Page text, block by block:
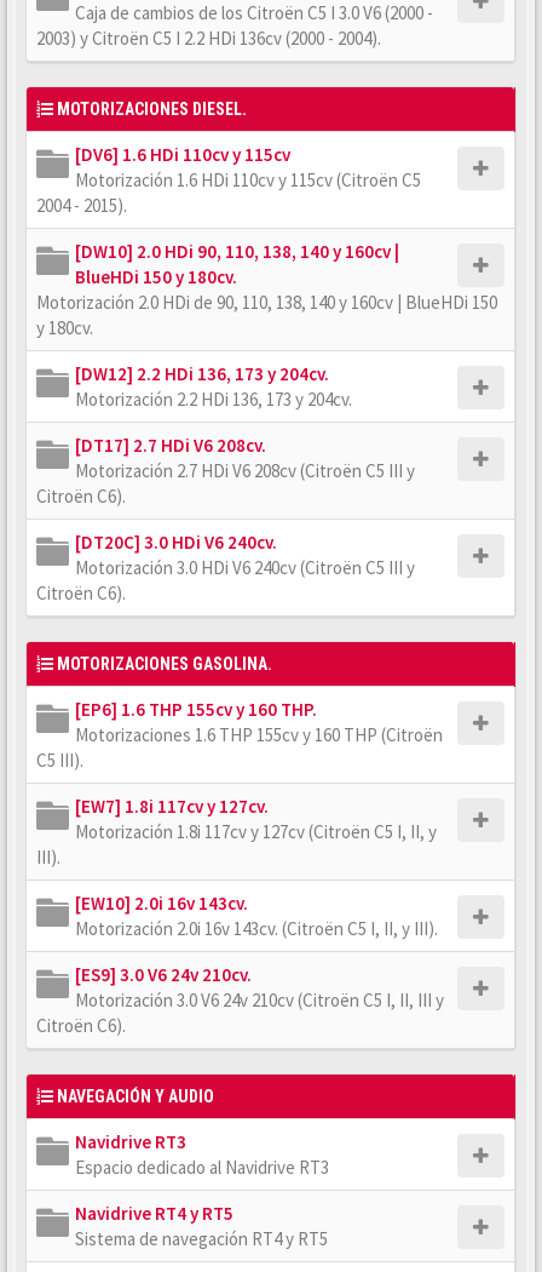
Caja de cambios de los Citroën C5 I 3.0 V6 (2000 -
2003) y Citroën C5 I 2.2 HDi 136cv (2000 - 2004).
MOTORIZACIONES DIESEL.
[DV6] 1.6 HDi 110cv y 115cv
Motorización 1.6 HDi 110cv y 115cv (Citroën C5
2004 - 2015).
[DW10] 2.0 HDi 90, 110, 138, 140 y 160cv |
BlueHDi 150 y 180cv.
Motorización 2.0 HDi de 90, 110, 138, 140 y 160cv | BlueHDi 150
y 180cv.
[DW12] 2.2 HDi 136, 173 y 204cv.
Motorización 2.2 HDi 136, 173 y 204cv.
[DT17] 2.7 HDi V6 208cv.
Motorización 2.7 HDi V6 208cv (Citroën C5 III y
Citroën C6).
[DT20C] 3.0 HDi V6 240cv.
Motorización 3.0 HDi V6 240cv (Citroën C5 III y
Citroën C6).
MOTORIZACIONES GASOLINA.
[EP6] 1.6 THP 155cv y 160 THP.
Motorizaciones 1.6 THP 155cv y 160 THP (Citroën
C5 III).
[EW7] 1.8i 117cv y 127cv.
Motorización 1.8i 117cv y 127cv (Citroën C5 I, II, y
III).
[EW10] 2.0i 16v 143cv.
Motorización 2.0i 16v 143cv. (Citroën C5 I, II, y III).
[ES9] 3.0 V6 24v 210cv.
Motorización 3.0 V6 24v 210cv (Citroën C5 I, II, III y
Citroën C6).
NAVEGACIÓN Y AUDIO
Navidrive RT3
Espacio dedicado al Navidrive RT3
Navidrive RT4 y RT5
Sistema de navegación RT4 y RT5